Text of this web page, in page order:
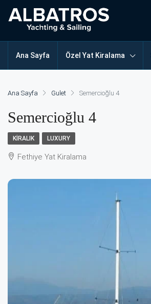
Ana Sayfa Özel Yat Kiralama
Ana Sayfa Gulet Semercioğlu 4
Semercioğlu 4
KIRALIK LUXURY
Fethiye Yat Kiralama